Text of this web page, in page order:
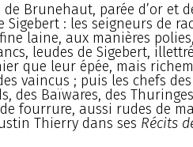
Brunehaut, parée d’or et
: les seigneurs de
laine, aux manières
leudes de Sigebert,
que leur épée, mais
vaincus ; puis les chefs
des Baïwares, des
fourrure, aussi rudes de
Thierry dans ses Récits